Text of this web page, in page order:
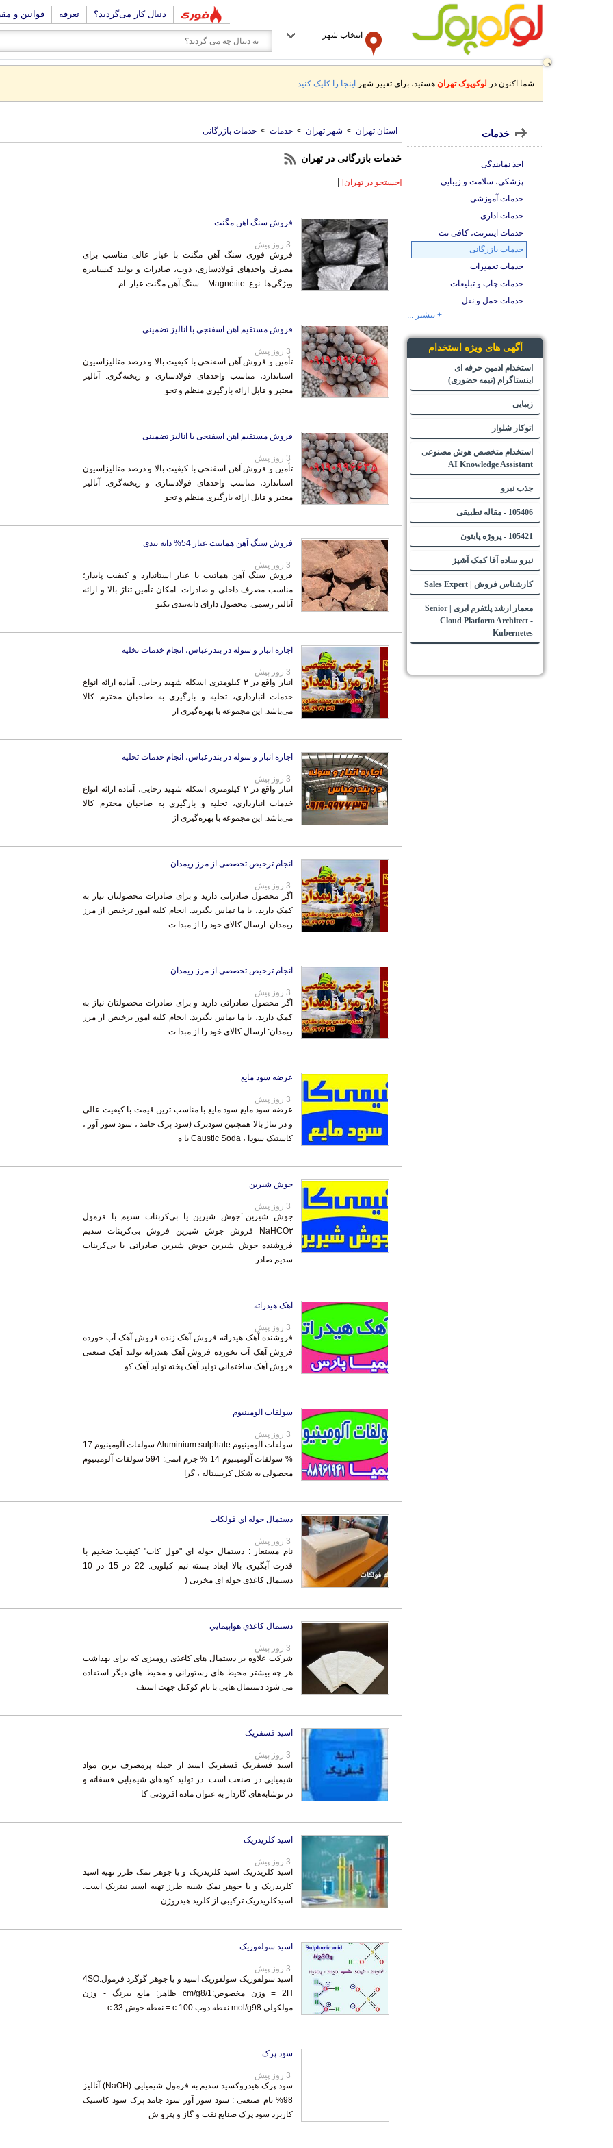
دنبال کار می‌گردید؟ تعرفه قوانین و
انتخاب شهر
شما اکنون در لوکوپوک تهران هستید، برای تغییر شهر اینجا را کلیک کنید.
استان تهران > شهر تهران > خدمات > خدمات بازرگانی
خدمات بازرگانی در تهران
[جستجو در تهران] |
فروش سنگ آهن مگنت
فروش فوری سنگ آهن مگنت با عیار عالی مناسب برای
مصرف واحدهای فولادسازی، ذوب، صادرات و تولید کنسانتره
ویژگی‌ها: نوع: Magnetite – سنگ آهن مگنت عیار: ام
3 روز پیش
فروش مستقیم آهن اسفنجی با آنالیز تضمینی
تأمین و فروش آهن اسفنجی با کیفیت بالا و درصد متالیزاسیون
استاندارد، مناسب واحدهای فولادسازی و ریخته‌گری. آنالیز
معتبر و قابل ارائه بارگیری منظم و تحو
3 روز پیش
فروش مستقیم آهن اسفنجی با آنالیز تضمینی
تأمین و فروش آهن اسفنجی با کیفیت بالا و درصد متالیزاسیون
استاندارد، مناسب واحدهای فولادسازی و ریخته‌گری. آنالیز
معتبر و قابل ارائه بارگیری منظم و تحو
3 روز پیش
فروش سنگ آهن هماتیت عیار 54% دانه بندی
فروش سنگ آهن هماتیت با عیار استاندارد و کیفیت پایدار؛
مناسب مصرف داخلی و صادرات. امکان تأمین تناژ بالا و ارائه
آنالیز رسمی. محصول دارای دانه‌بندی یکنو
3 روز پیش
اجاره انبار و سوله در بندرعباس، انجام خدمات تخلیه
انبار واقع در ۳ کیلومتری اسکله شهید رجایی، آماده ارائه انواع
خدمات انبارداری، تخلیه و بارگیری به صاحبان محترم کالا
می‌باشد. این مجموعه با بهره‌گیری از
3 روز پیش
اجاره انبار و سوله در بندرعباس، انجام خدمات تخلیه
انبار واقع در ۳ کیلومتری اسکله شهید رجایی، آماده ارائه انواع
خدمات انبارداری، تخلیه و بارگیری به صاحبان محترم کالا
می‌باشد. این مجموعه با بهره‌گیری از
3 روز پیش
انجام ترخیص تخصصی از مرز ریمدان
اگر محصول صادراتی دارید و برای صادرات محصولتان نیاز به
کمک دارید، با ما تماس بگیرید. انجام کلیه امور ترخیص از مرز
ریمدان: ارسال کالای خود را از مبدا ت
3 روز پیش
انجام ترخیص تخصصی از مرز ریمدان
اگر محصول صادراتی دارید و برای صادرات محصولتان نیاز به
کمک دارید، با ما تماس بگیرید. انجام کلیه امور ترخیص از مرز
ریمدان: ارسال کالای خود را از مبدا ت
3 روز پیش
عرضه سود مایع
عرضه سود مایع سود مایع با مناسب ترین قیمت با کیفیت عالی
و در تناژ بالا همچنین سودپرک (سود پرک جامد ، سود سوز آور ،
کاستیک سودا ، Caustic Soda یا ه
3 روز پیش
جوش شیرین
جوش شیرین َجوش شیرین یا بی‌کربنات سدیم با فرمول
NaHCO۳ فروش جوش شیرین فروش بی‌کربنات سدیم
فروشنده جوش شیرین جوش شیرین صادراتی یا بی‌کربنات
سدیم صادر
3 روز پیش
آهک هیدراته
فروشنده آهک هیدراته فروش آهک زنده فروش آهک آب خورده
فروش آهک آب نخورده فروش آهک هیدراته تولید آهک صنعتی
فروش آهک ساختمانی تولید آهک پخته تولید آهک کو
3 روز پیش
سولفات آلومینیوم
سولفات آلومینیوم Aluminium sulphate سولفات آلومینیوم 17
% سولفات آلومینیوم 14 % جرم اتمی: 594 سولفات آلومینیوم
محصولی به شکل کریستاله ، گرا
3 روز پیش
دستمال حوله اي فولكات
نام مستعار : دستمال حوله ای "فول کات" کیفیت: ضخیم با
قدرت آبگیری بالا ابعاد بسته نیم کیلویی: 22 در 15 در 10
دستمال کاغذی حوله ای مخزنی (
3 روز پیش
دستمال كاغذي هواپيمايي
شرکت علاوه بر دستمال های کاغذی رومیزی که برای بهداشت
هر چه بیشتر محیط های رستورانی و محیط های دیگر استفاده
می شود دستمال هایی با نام کوکتل جهت استف
3 روز پیش
اسید فسفریک
اسید فسفریک فسفریک اسید از جمله پرمصرف ترین مواد
شیمیایی در صنعت است. در تولید کودهای شیمیایی فسفاته و
در نوشابه‌های گازدار به عنوان ماده افزودنی کا
3 روز پیش
اسید کلریدریک
اسید کلریدریک اسید کلریدریک و یا جوهر نمک طرز تهیه اسید
کلریدریک و یا جوهر نمک شبیه طرز تهیه اسید نیتریک است.
اسیدکلریدریک ترکیبی از کلرید هیدروژن
3 روز پیش
اسید سولفوریک
اسید سولفوریک سولفوریک اسید و یا جوهر گوگرد فرمول:4SO
2H = وزن مخصوص:cm/g8/1 ظاهر: مایع بیرنگ - وزن
مولکولی:mol/g98 نقطه ذوب:c 100 = نقطه جوش:c 33
3 روز پیش
سود پرک
سود پرک هیدروکسید سدیم به فرمول شیمیایی (NaOH) آنالیز
98% نام صنعتی : سود سوز آور سود جامد پرک سود کاستیک
کاربرد سود پرک صنایع نفت و گاز و پترو ش
3 روز پیش
خدمات
اخذ نمایندگی
پزشکی، سلامت و زیبایی
خدمات آموزشی
خدمات اداری
خدمات اینترنت، کافی نت
خدمات بازرگانی
خدمات تعمیرات
خدمات چاپ و تبلیغات
خدمات حمل و نقل
+ بیشتر ...
آگهی های ویژه استخدام
استخدام ادمین حرفه ای
اینستاگرام (نیمه حضوری)
زیبایی
اتوکار شلوار
استخدام متخصص هوش مصنوعی
AI Knowledge Assistant
جذب نبرو
105406 - مقاله تطبیقی
105421 - پروژه پایتون
نیرو ساده آقا کمک آشپز
کارشناس فروش | Sales Expert
معمار ارشد پلتفرم ابری | Senior
Cloud Platform Architect -
Kubernetes